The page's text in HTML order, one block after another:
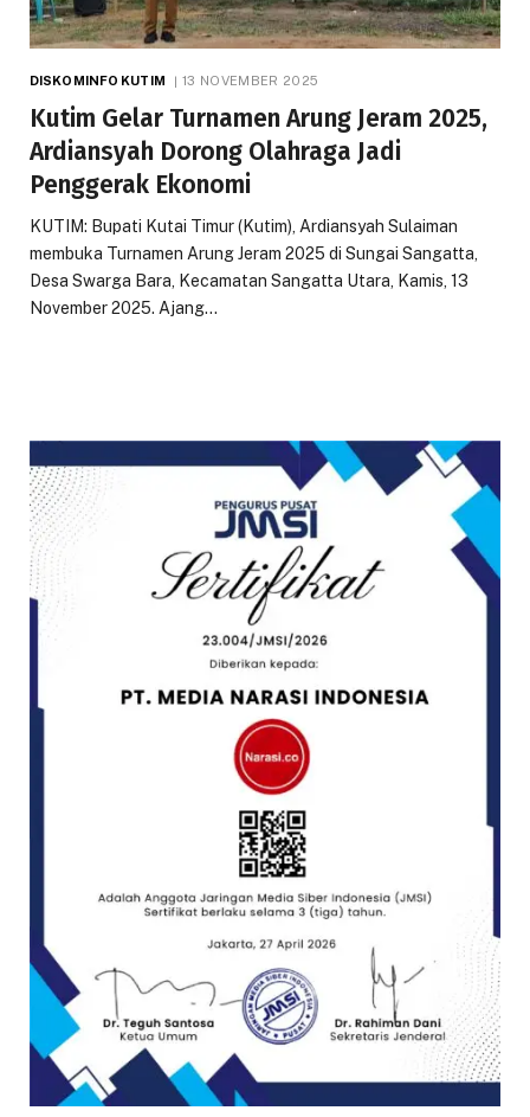
DISKOMINFO KUTIM 13 NOVEMBER 2025
Kutim Gelar Turnamen Arung Jeram 2025,
Ardiansyah Dorong Olahraga Jadi
Penggerak Ekonomi
KUTIM: Bupati Kutai Timur (Kutim), Ardiansyah Sulaiman
membuka Turnamen Arung Jeram 2025 di Sungai Sangatta,
Desa Swarga Bara, Kecamatan Sangatta Utara, Kamis, 13
November 2025. Ajang…